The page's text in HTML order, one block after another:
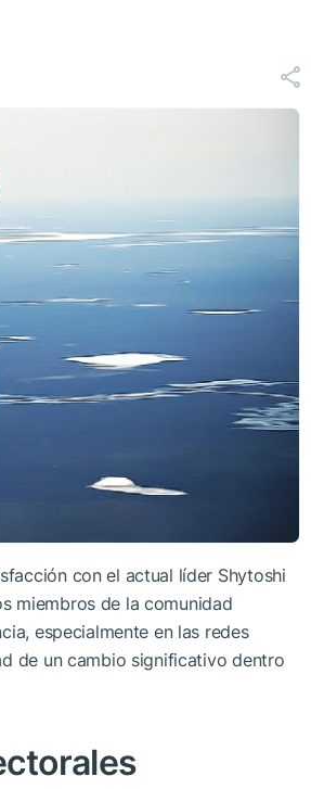
con el actual líder Shytoshi
miembros de la comunidad
especialmente en las redes
de un cambio significativo dentro